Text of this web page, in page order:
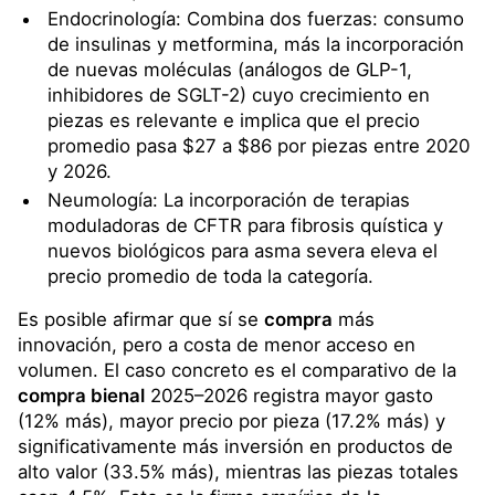
Endocrinología: Combina dos fuerzas: consumo
de insulinas y metformina, más la incorporación
de nuevas moléculas (análogos de GLP-1,
inhibidores de SGLT-2) cuyo crecimiento en
piezas es relevante e implica que el precio
promedio pasa $27 a $86 por piezas entre 2020
y 2026.
Neumología: La incorporación de terapias
moduladoras de CFTR para fibrosis quística y
nuevos biológicos para asma severa eleva el
precio promedio de toda la categoría.
Es posible afirmar que sí se compra más
innovación, pero a costa de menor acceso en
volumen. El caso concreto es el comparativo de la
compra bienal 2025–2026 registra mayor gasto
(12% más), mayor precio por pieza (17.2% más) y
significativamente más inversión en productos de
alto valor (33.5% más), mientras las piezas totales